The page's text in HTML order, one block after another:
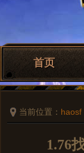
首页
当前位置： haosf
1.76